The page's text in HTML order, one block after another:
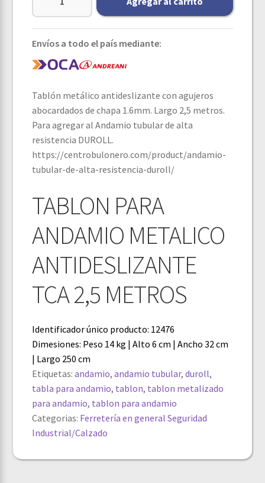
Envíos a todo el país mediante:
Tablón metálico antideslizante con agujeros
abocardados de chapa 1.6mm. Largo 2,5 metros.
Para agregar al Andamio tubular de alta
resistencia DUROLL.
https://centrobulonero.com/product/andamio-
tubular-de-alta-resistencia-duroll/
TABLON PARA
ANDAMIO METALICO
ANTIDESLIZANTE
TCA 2,5 METROS
Identificador único producto: 12476
Dimesiones: Peso 14 kg | Alto 6 cm | Ancho 32 cm
| Largo 250 cm
Etiquetas:andamio,andamio tubular,duroll,
tabla para andamio, tablon, tablon metalizado
para andamio, tablon para andamio
Categorias: Ferretería en general Seguridad
Industrial/Calzado